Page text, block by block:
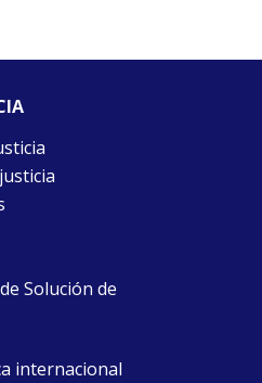
Solución de
internacional